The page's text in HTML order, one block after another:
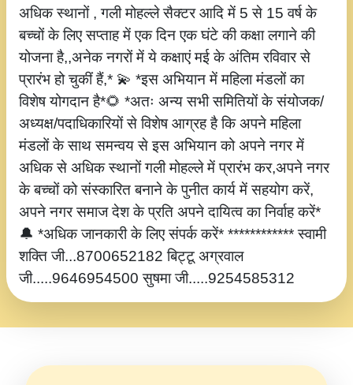
अधिक स्थानों , गली मोहल्ले सैक्टर आदि में 5 से 15 वर्ष के
बच्चों के लिए सप्ताह में एक दिन एक घंटे की कक्षा लगाने की
योजना है,,अनेक नगरों में ये कक्षाएं मई के अंतिम रविवार से
प्रारंभ हो चुकीं हैं,* 💫 *इस अभियान में महिला मंडलों का
विशेष योगदान है*🌻 *अतः अन्य सभी समितियों के संयोजक/
अध्यक्ष/पदाधिकारियों से विशेष आग्रह है कि अपने महिला
मंडलों के साथ समन्वय से इस अभियान को अपने नगर में
अधिक से अधिक स्थानों गली मोहल्ले में प्रारंभ कर,अपने नगर
के बच्चों को संस्कारित बनाने के पुनीत कार्य में सहयोग करें,
अपने नगर समाज देश के प्रति अपने दायित्व का निर्वाह करें*
🔔 *अधिक जानकारी के लिए संपर्क करें* ************ स्वामी
शक्ति जी...8700652182 बिट्टू अग्रवाल
जी.....9646954500 सुषमा जी.....9254585312